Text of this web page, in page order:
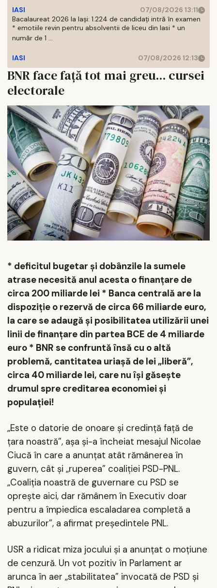
IASI
07/08/2026 13:11
Bacalaureat 2026 la Iași: 1.224 de candidați intră în examen
* emotiile revin pentru absolventii de liceu din Iasi * un
număr de 1 ...
IASI 07/08/2026 12:13
BNR face față tot mai greu... cursei
electorale
* deficitul bugetar și dobânzile la sumele
atrase necesită anul acesta o finanțare de
circa 200 miliarde lei * Banca centrală are la
dispoziție o rezervă de circa 66 miliarde euro,
la care se adaugă și posibilitatea utilizării unei
linii de finanțare din partea BCE de 4 miliarde
euro * BNR se confruntă însă cu o altă
problemă, cantitatea uriașă de lei „liberă”,
circa 40 miliarde lei, care nu își găsește
drumul spre creditarea economiei și
populației!
„Este o datorie de onoare şi credinţă faţă de
ţara noastră”, așa și-a încheiat mesajul Nicolae
Ciucă în care a anunțat atât rămânerea în
guvern, cât și „ruperea” coaliției PSD-PNL.
„Coaliţia noastră de guvernare cu PSD se
opreşte aici, dar rămânem în Executiv doar
pentru a împiedica escaladarea completă a
abuzurilor”, a afirmat președintele PNL.
USR a ridicat miza jocului și a anunțat o moțiune
de cenzură. Un vot pozitiv în Parlament ar
arunca în aer „stabilitatea” invocată de PSD și